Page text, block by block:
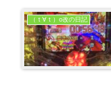
（ｔ∀ｔ）o改の日記